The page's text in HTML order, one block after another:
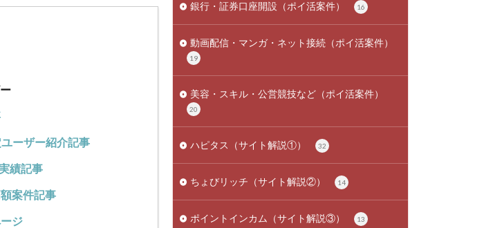
ーザー紹介記事
績記事
案件記事
ジ
銀行・証券口座開設（ポイ活案件） 16
動画配信・マンガ・ネット接続（ポイ活案件）
19
美容・スキル・公営競技など（ポイ活案件）
20
ハピタス（サイト解説①） 32
ちょびリッチ（サイト解説②） 14
ポイントインカム（サイト解説③） 13